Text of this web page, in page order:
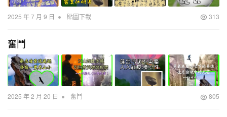
2025 年 7 月 9 日 • 貼圖下載 313
奮鬥
2025 年 2 月 20 日 • 奮鬥 805